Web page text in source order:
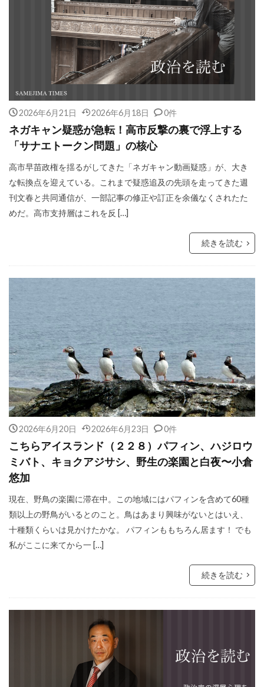
2026年6月21日 2026年6月18日 0件
ネガキャン疑惑が急転！高市反撃の裏で浮上する
「サナエトークン問題」の核心
高市早苗政権を揺るがしてきた「ネガキャン動画疑惑」が、大き
な転換点を迎えている。これまで疑惑追及の先頭を走ってきた週
刊文春と共同通信が、一部記事の修正や訂正を余儀なくされたた
めだ。高市支持層はこれを反 […]
続きを読む
2026年6月20日 2026年6月23日 0件
こちらアイスランド（２２８）パフィン、ハジロウ
ミバト、キョクアジサシ、野生の楽園と白夜〜小倉
悠加
現在、野鳥の楽園に滞在中。この地域にはパフィンを含めて60種
類以上の野鳥がいるとのこと。鳥はあまり興味がないとはいえ、
十種類くらいは見かけたかな。 パフィンももちろん居ます！ でも
私がここに来てから一 […]
続きを読む